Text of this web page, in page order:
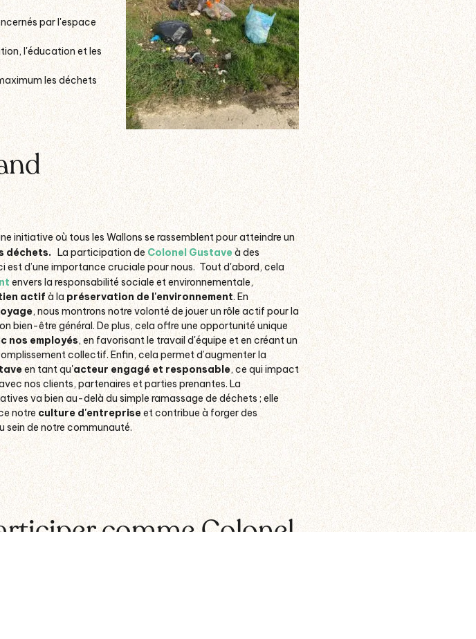
par l'espace
l'éducation et les
les déchets
initiative où tous les Wallons se rassemblent pour atteindre un
déchets. La participation de Colonel Gustave à des
d’une importance cruciale pour nous. Tout d'abord, cela
envers la responsabilité sociale et environnementale,
actif à la préservation de l'environnement. En
, nous montrons notre volonté de jouer un rôle actif pour la
bien-être général. De plus, cela offre une opportunité unique
nos employés, en favorisant le travail d'équipe et en créant un
collectif. Enfin, cela permet d’augmenter la
en tant qu'acteur engagé et responsable, ce qui impact
nos clients, partenaires et parties prenantes. La
va bien au-delà du simple ramassage de déchets ; elle
notre culture d'entrepriseet contribue à forger des
sein de notre communauté.
comme Colonel